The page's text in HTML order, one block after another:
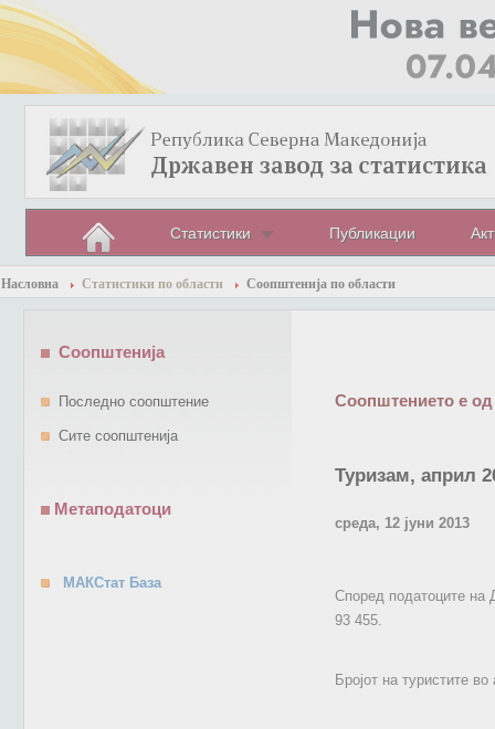
Статистики Публикации
Насловна Статистики по области Соопштенија по области
Соопштението е од
Туризам, април
среда, 12 јуни 2013
Според податоците на
93 455.
Бројот на туристите
Соопштенија
Последно соопштение
Сите соопштенија
Метаподатоци
МАКСтат База